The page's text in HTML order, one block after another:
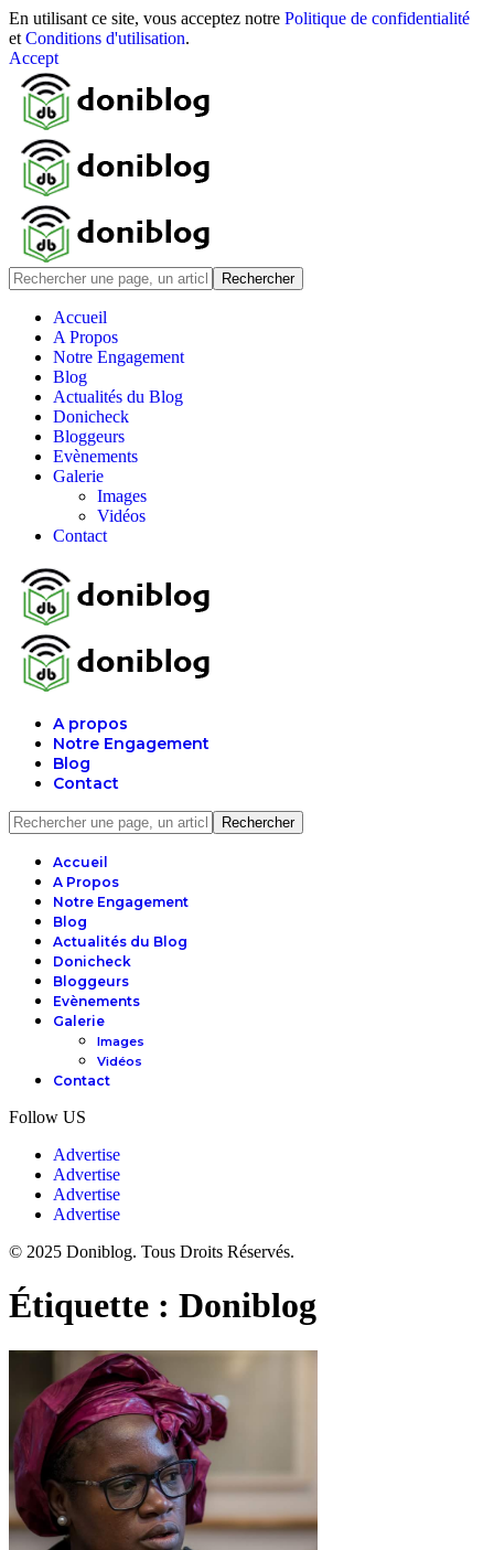
En utilisant ce site, vous acceptez notre Politique de confidentialité
et Conditions d'utilisation.
Accept
Accueil
A Propos
Notre Engagement
Blog
Actualités du Blog
Donicheck
Bloggeurs
Evènements
Galerie
Images
Vidéos
Contact
A propos
Notre Engagement
Blog
Contact
Accueil
A Propos
Notre Engagement
Blog
Actualités du Blog
Donicheck
Bloggeurs
Evènements
Galerie
Images
Vidéos
Contact
Follow US
Advertise
Advertise
Advertise
Advertise
© 2025 Doniblog. Tous Droits Réservés.
Étiquette : Doniblog